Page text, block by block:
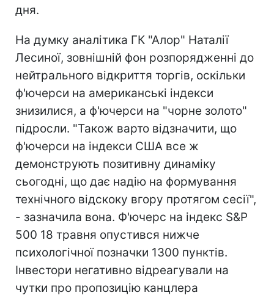
дня.
На думку аналітика ГК "Алор" Наталії
Лесиної, зовнішній фон розпорядженні до
нейтрального відкриття торгів, оскільки
ф'ючерси на американські індекси
знизилися, а ф'ючерси на "чорне золото"
підросли. "Також варто відзначити, що
ф'ючерси на індекси США все ж
демонструють позитивну динаміку
сьогодні, що дає надію на формування
технічного відскоку вгору протягом сесії",
- зазначила вона. Ф'ючерс на індекс S&P
500 18 травня опустився нижче
психологічної позначки 1300 пунктів.
Інвестори негативно відреагували на
чутки про пропозицію канцлера